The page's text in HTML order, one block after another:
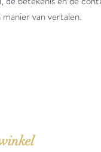
manier van vertalen.